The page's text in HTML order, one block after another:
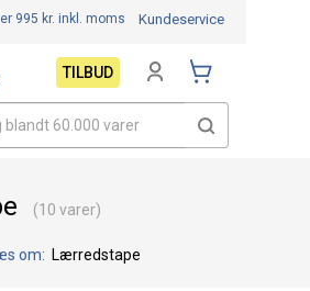
(10 varer)
om: Lærredstape
995 kr. inkl. moms Kundeservice
TILBUD